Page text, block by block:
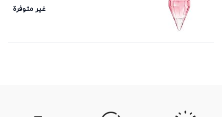
غير متوفرة